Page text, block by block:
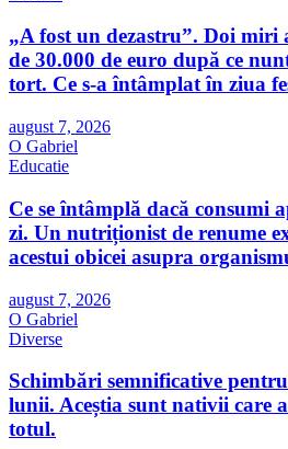
„A fost un dezastru”. Doi
de 30.000 de euro după ce
tort. Ce s-a întâmplat în ziua
august 7, 2026
O Gabriel
Educatie
Ce se întâmplă dacă consumi
zi. Un nutriționist de renume
acestui obicei asupra
august 7, 2026
O Gabriel
Diverse
Schimbări semnificative
lunii. Aceștia sunt nativii care
totul.